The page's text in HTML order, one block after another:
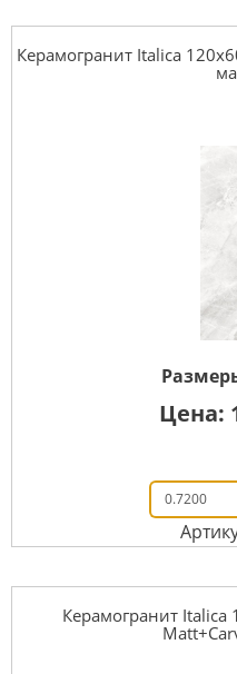
Керамогранит Italica
Цена:
Керамогранит Italica